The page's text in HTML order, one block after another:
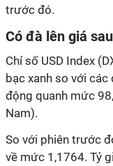
trước đó.
Có đà lên giá
Chỉ số USD Index
bạc xanh so với
động quanh mức
Nam).
So với phiên trước
về mức 1,1764. Tỷ